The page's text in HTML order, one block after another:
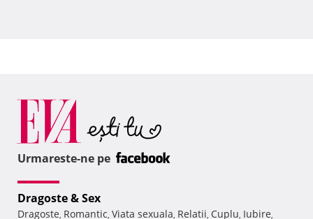
Urmareste-ne pe
Dragoste & Sex
Dragoste, Romantic, Viata sexuala, Relatii, Cuplu, Iubire,